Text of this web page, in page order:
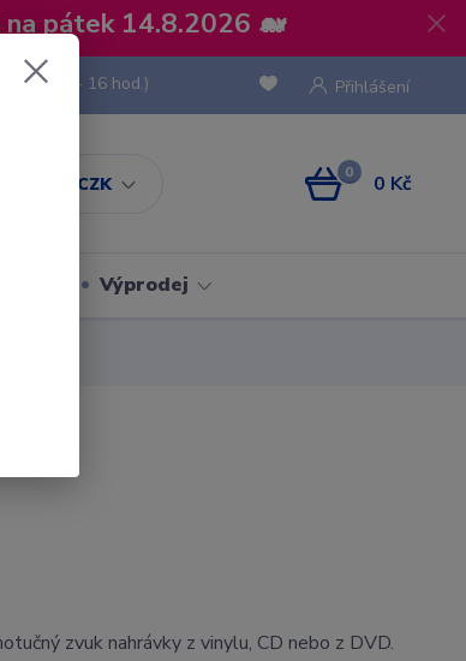
pátek 14.8.2026 🐋
CZK
Přihlášení
(Po-Pá, 8 - 16 hod.)
0 0 Kč
Výprodej
zvuk nahrávky z vinylu, CD nebo z DVD.